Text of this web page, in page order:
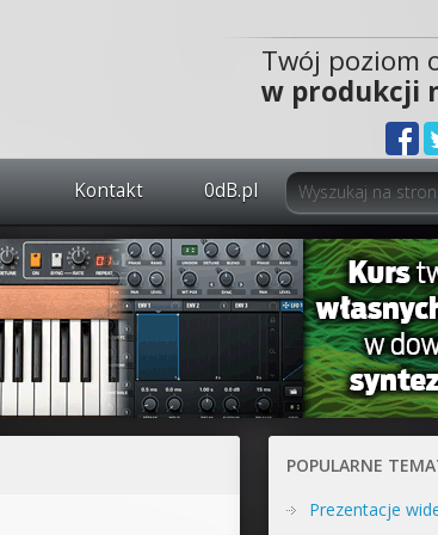
Twój poziom
w produkcji
Kontakt 0dB.pl
0dB.pl - informacje
Newsletter
Materiały dla mediów
Archiwum aktualności
POPULARNE
Prezentacje